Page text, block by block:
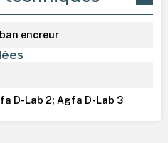
encreur
D-Lab 2; Agfa D-Lab 3